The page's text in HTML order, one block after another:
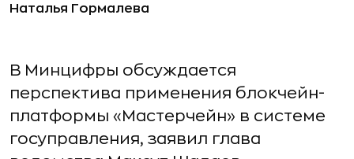
Наталья Гормалева
В Минцифры обсуждается
перспектива применения блокчейн-
платформы «Мастерчейн» в системе
госуправления, заявил глава